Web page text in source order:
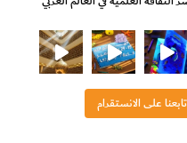
مجهزين لكم كل جديد!⁩
تابعنا على الانستقرام